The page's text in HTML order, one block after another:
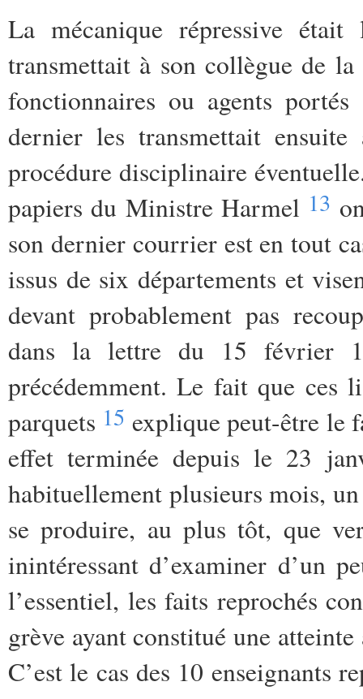
La mécanique répressive
transmettait à son collègue de
fonctionnaires ou agents
dernier les transmettait
procédure disciplinaire
papiers du Ministre Harmel 13
son dernier courrier est en tout
issus de six départements et
devant probablement pas
dans la lettre du 15 février
précédemment. Le fait que ces
parquets 15 explique peut-être le
effet terminée depuis le 23
habituellement plusieurs mois,
se produire, au plus tôt, que
inintéressant d’examiner d’un
l’essentiel, les faits reprochés
grève ayant constitué une
C’est le cas des 10 enseignants